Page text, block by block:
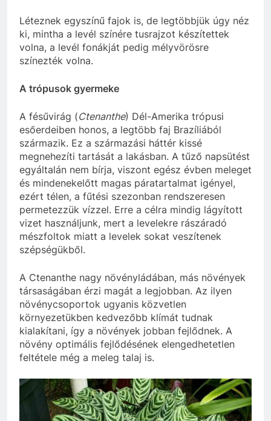
Léteznek egyszínű fajok is, de legtöbbjük úgy néz
ki, mintha a levél színére tusrajzot készítettek
volna, a levél fonákját pedig mélyvörösre
színezték volna.
A trópusok gyermeke
A fésűvirág (Ctenanthe) Dél-Amerika trópusi
esőerdeiben honos, a legtöbb faj Brazíliából
származik. Ez a származási háttér kissé
megnehezíti tartását a lakásban. A tűző napsütést
egyáltalán nem bírja, viszont egész évben meleget
és mindenekelőtt magas páratartalmat igényel,
ezért télen, a fűtési szezonban rendszeresen
permetezzük vízzel. Erre a célra mindig lágyított
vizet használjunk, mert a levelekre rászáradó
mészfoltok miatt a levelek sokat veszítenek
szépségükből.
A Ctenanthe nagy növényládában, más növények
társaságában érzi magát a legjobban. Az ilyen
növénycsoportok ugyanis közvetlen
környezetükben kedvezőbb klímát tudnak
kialakítani, így a növények jobban fejlődnek. A
növény optimális fejlődésének elengedhetetlen
feltétele még a meleg talaj is.